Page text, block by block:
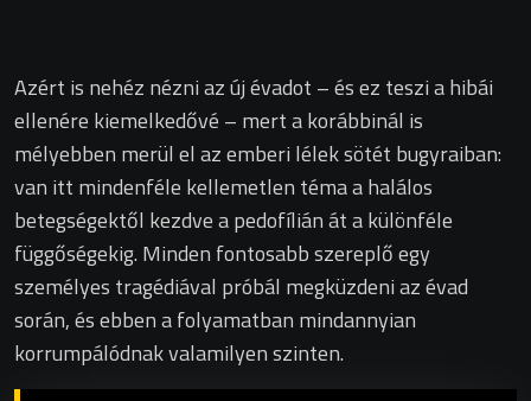
Azért is nehéz nézni az új évadot – és ez teszi a hibái
ellenére kiemelkedővé – mert a korábbinál is
mélyebben merül el az emberi lélek sötét bugyraiban:
van itt mindenféle kellemetlen téma a halálos
betegségektől kezdve a pedofílián át a különféle
függőségekig. Minden fontosabb szereplő egy
személyes tragédiával próbál megküzdeni az évad
során, és ebben a folyamatban mindannyian
korrumpálódnak valamilyen szinten.